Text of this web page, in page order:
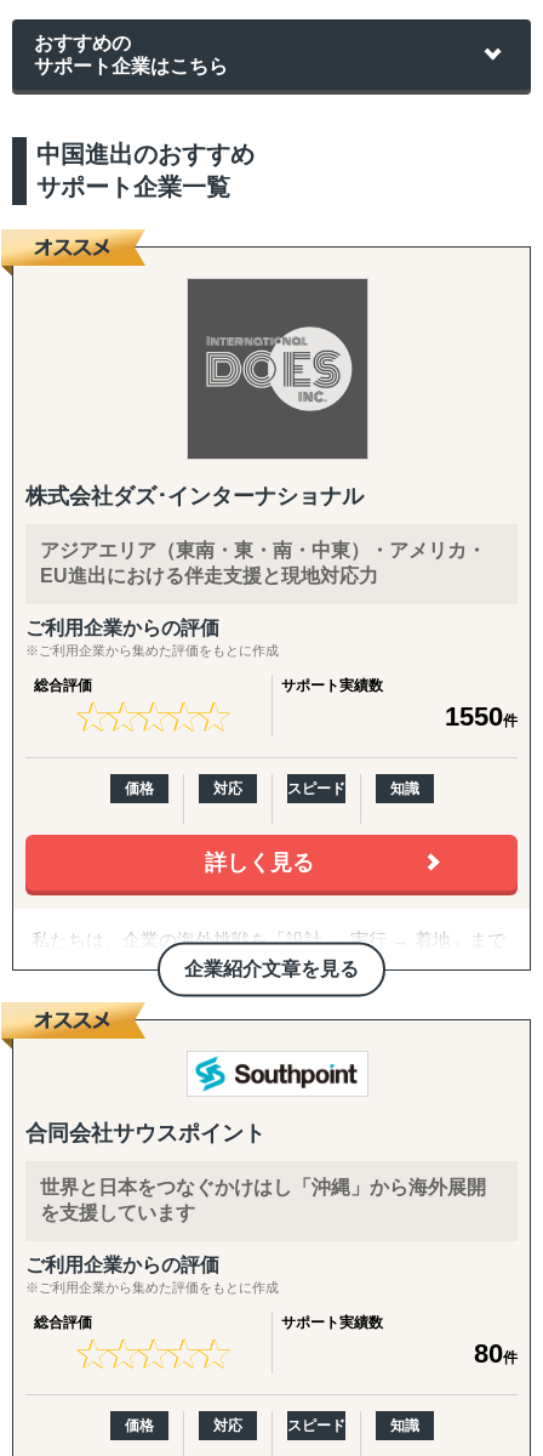
おすすめの
サポート企業はこちら
中国進出のおすすめ
サポート企業一覧
株式会社ダズ･インターナショナル
アジアエリア（東南・東・南・中東）・アメリカ・
EU進出における伴走支援と現地対応力
ご利用企業からの評価
※ご利用企業から集めた評価をもとに作成
総合評価
★★★★★
★★★★★
サポート実績数
1550件
価格 対応 スピード 知識
詳しく見る
企業紹介文章を見る
私たちは、企業の海外挑戦を「設計 → 実行 → 着地」まで
一気通貫で伴走支援します。
『どの国が最適か？』を見極めるゼロ→イチの意思決定か
進出後に必ず直面する現地でのマーケティング課題まで主
要各国に常駐するメンバーが、現地起点で一貫してサポー
トします。
これまでの支援歴は20年以上、実績は1,500社を超えまし
た。
継続して支援できる体制を構築しています。
------------------------------------
■ サポート対象国（グループ別）
↳ ASEAN主要国：タイ・ベトナム・マレーシア・カンボ
ジア・インドネシア・フィリピン・ラオス
↳ アジア（中華系）：日本・香港・シンガポール・台湾・
合同会社サウスポイント
世界と日本をつなぐかけはし「沖縄」から海外展開
を支援しています
ご利用企業からの評価
※ご利用企業から集めた評価をもとに作成
総合評価
★★★★★
★★★★★
サポート実績数
80件
価格 対応 スピード 知識